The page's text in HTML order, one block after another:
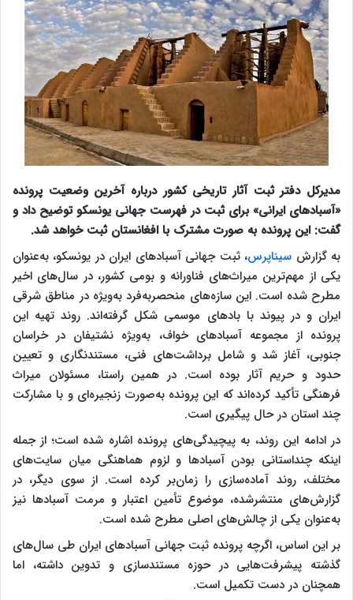
مدیرکل دفتر ثبت آثار تاریخی کشور درباره آخرین وضعیت پرونده
«آسبادهای ایرانی» برای ثبت در فهرست جهانی یونسکو توضیح داد و
گفت: این پرونده به صورت مشترک با افغانستان ثبت خواهد شد.
به گزارش سیناپرس، ثبت جهانی آسبادهای ایران در یونسکو، به‌عنوان
یکی از مهم‌ترین میراث‌های فناورانه و بومی کشور، در سال‌های اخیر
مطرح شده است. این سازه‌های منحصربه‌فرد به‌ویژه در مناطق شرقی
ایران و در پیوند با بادهای موسمی شکل گرفته‌اند. روند تهیه این
پرونده از مجموعه آسبادهای خواف، به‌ویژه نشتیفان در خراسان
جنوبی، آغاز شد و شامل برداشت‌های فنی، مستندنگاری و تعیین
حدود و حریم آثار بوده است. در همین راستا، مسئولان میراث
فرهنگی تأکید کرده‌اند که این پرونده به‌صورت زنجیره‌ای و با مشارکت
چند استان در حال پیگیری است.
در ادامه این روند، به پیچیدگی‌های پرونده اشاره شده است؛ از جمله
اینکه چنداستانی بودن آسبادها و لزوم هماهنگی میان سایت‌های
مختلف، روند آماده‌سازی را زمان‌بر کرده است. از سوی دیگر، در
گزارش‌های منتشرشده، موضوع تأمین اعتبار و مرمت آسبادها نیز
به‌عنوان یکی از چالش‌های اصلی مطرح شده است.
بر این اساس، اگرچه پرونده ثبت جهانی آسبادهای ایران طی سال‌های
گذشته پیشرفت‌هایی در حوزه مستندسازی و تدوین داشته، اما
همچنان در دست تکمیل است.